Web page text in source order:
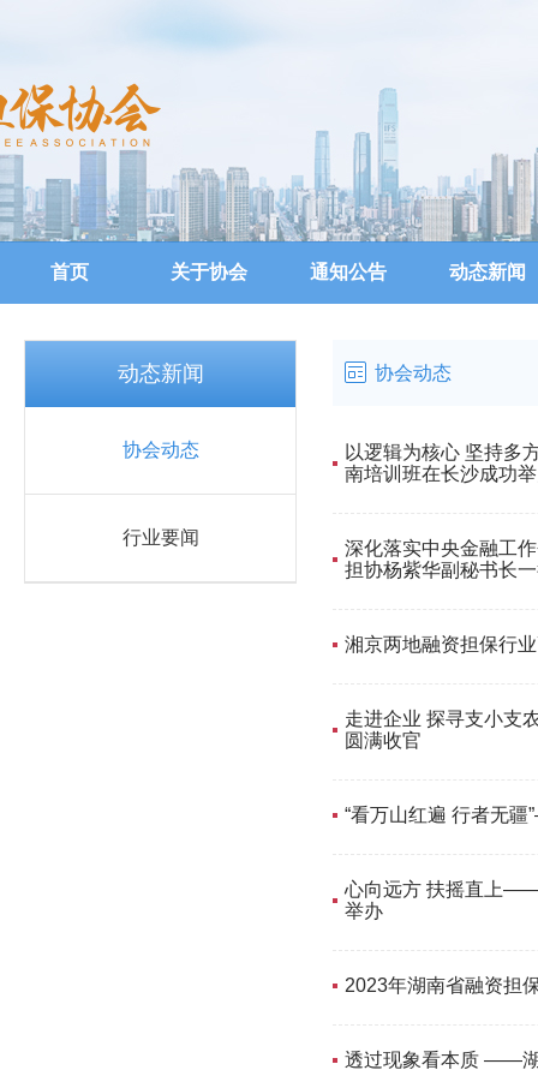
首页 关于协会 通知公告 动态新闻
动态新闻
协会动态
行业要闻
协会动态
以逻辑为核心 坚持多
南培训班在长沙成功
深化落实中央金融工
担协杨紫华副秘书长
湘京两地融资担保行
走进企业 探寻支小支
圆满收官
“看万山红遍 行者无
心向远方 扶摇直上
举办
2023年湖南省融资担
透过现象看本质 ——